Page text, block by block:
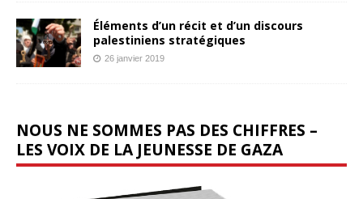
Éléments d’un récit et d’un discours
palestiniens stratégiques
26 janvier 2019
NOUS NE SOMMES PAS DES CHIFFRES –
LES VOIX DE LA JEUNESSE DE GAZA